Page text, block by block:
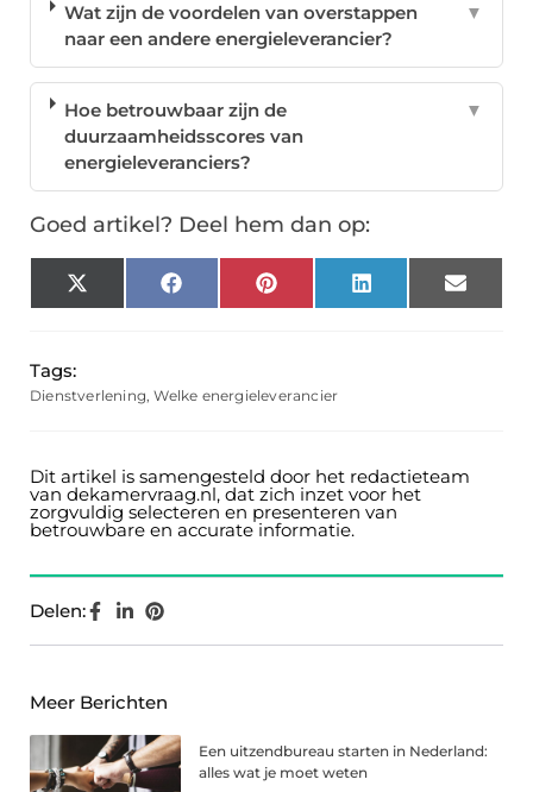
Wat zijn de voordelen van overstappen
naar een andere energieleverancier?
▼
Hoe betrouwbaar zijn de
duurzaamheidsscores van
energieleveranciers?
▼
Goed artikel? Deel hem dan op:
X
(Twitter)
FacebookPinterest LinkedIn Email
Tags:
Dienstverlening,Welke energieleverancier
Dit artikel is samengesteld door het redactieteam
van dekamervraag.nl, dat zich inzet voor het
zorgvuldig selecteren en presenteren van
betrouwbare en accurate informatie.
Delen:
Meer Berichten
Een uitzendbureau starten in Nederland:
alles wat je moet weten